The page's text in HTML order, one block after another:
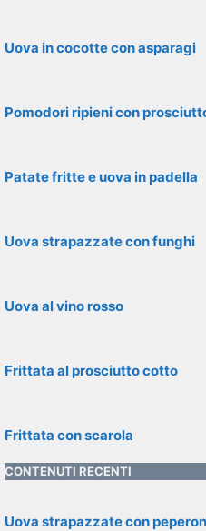
Uova in cocotte con asparagi
Pomodori ripieni con
Patate fritte e uova in padella
Uova strapazzate con funghi
Uova al vino rosso
Frittata al prosciutto cotto
Frittata con scarola
CONTENUTI RECENTI
Uova strapazzate con